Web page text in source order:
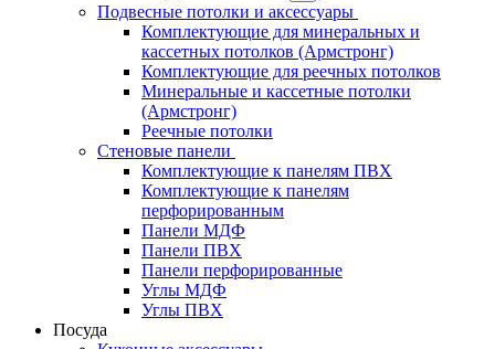
Подвесные потолки и аксессуары
Комплектующие для минеральных и
кассетных потолков (Армстронг)
Комплектующие для реечных потолков
Минеральные и кассетные потолки
(Армстронг)
Реечные потолки
Стеновые панели
Комплектующие к панелям ПВХ
Комплектующие к панелям
перфорированным
Панели МДФ
Панели ПВХ
Панели перфорированные
Углы МДФ
Углы ПВХ
Посуда